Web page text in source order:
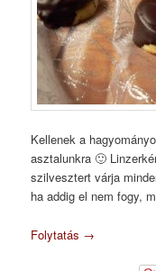
Kellenek a
asztalunkra 🙂
szilvesztert várja
ha addig el nem fogy,
Folytatás →